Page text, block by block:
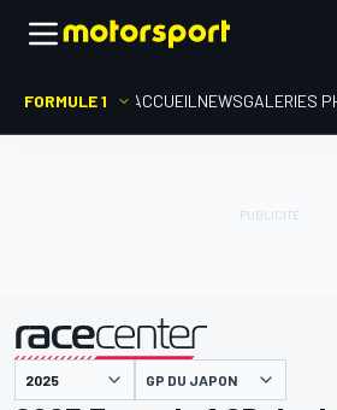
FORMULE 1 ACCUEIL NEWSGALERIES
présenté par GP DU JAPON